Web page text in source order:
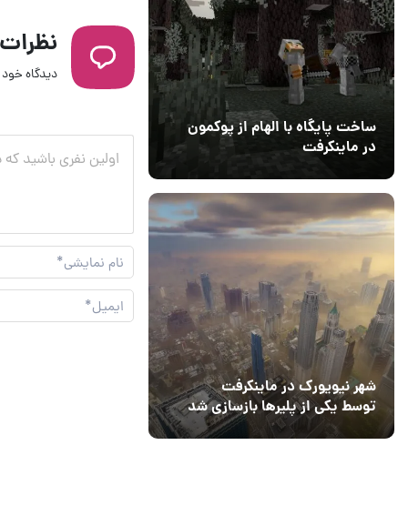
ساخت پایگاه با الهام از پوکمون
در ماینکرفت
شهر نیویورک در ماینکرفت
توسط یکی از پلیرها بازسازی شد
نظرات
دیدگاه خود